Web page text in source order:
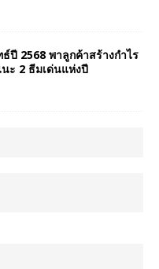
ปี 2568 พาลูกค้าสร้างกำไร
ะ 2 ธีมเด่นแห่งปี